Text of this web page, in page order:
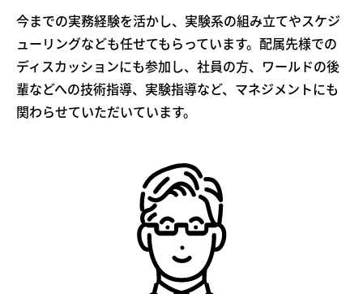
今までの実務経験を活かし、実験系の組み立てやスケジ
ューリングなども任せてもらっています。配属先様での
ディスカッションにも参加し、社員の方、ワールドの後
輩などへの技術指導、実験指導など、マネジメントにも
関わらせていただいています。